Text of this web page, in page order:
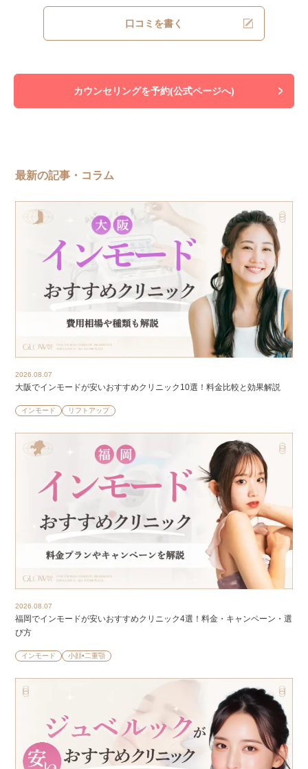
口コミを書く
カウンセリングを予約(公式ページへ)
最新の記事・コラム
2026.08.07
大阪でインモードが安いおすすめクリニック10選！料金比較と効果解説
インモード リフトアップ
2026.08.07
福岡でインモードが安いおすすめクリニック4選！料金・キャンペーン・選
び方
インモード 小顔•二重顎